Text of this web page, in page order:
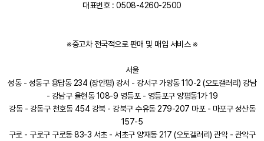
대표번호 : 0508-4260-2500
※중고차 전국적으로 판매 및 매입 서비스 ※
서울
성동 - 성동구 용답동 234 (장안평) 강서 - 강서구 가양동 110-2 (오토갤러리) 강남
- 강남구 율현동 108-9 영등포 - 영등포구 양평동1가 19
강동 - 강동구 천호동 454 강북 - 강북구 수유동 279-207 마포 - 마포구 성산동
157-5
구로 - 구로구 구로동 83-3 서초 - 서초구 양재동 217 (오토갤러리) 관악 - 관악구